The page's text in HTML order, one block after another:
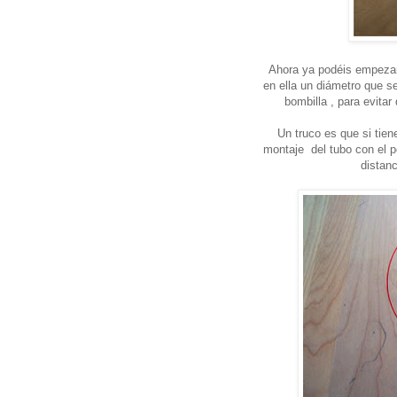
Ahora ya podéis
en ella un diámetro que
bombilla , para
Un truco es que si
montaje del tubo con el